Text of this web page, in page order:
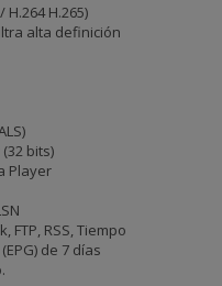
H.264 H.265)
alta definición
bits)
Player
FTP, RSS, Tiempo
de 7 días